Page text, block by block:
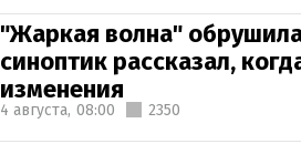
"Жаркая волна"
синоптик рассказал,
изменения
4 августа, 08:00 2350